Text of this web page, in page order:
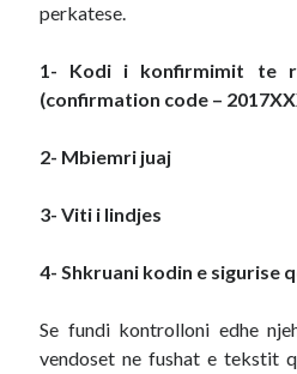
perkatese.
1- Kodi i konfirmimit te
(confirmation code –
2- Mbiemri juaj
3- Viti i lindjes
4- Shkruani kodin e sigurise
Se fundi kontrolloni edhe
vendoset ne fushat e tekstit